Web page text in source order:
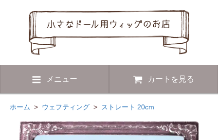
メニュー カートを見る
ホーム > ウェフティング > ストレート 20cm